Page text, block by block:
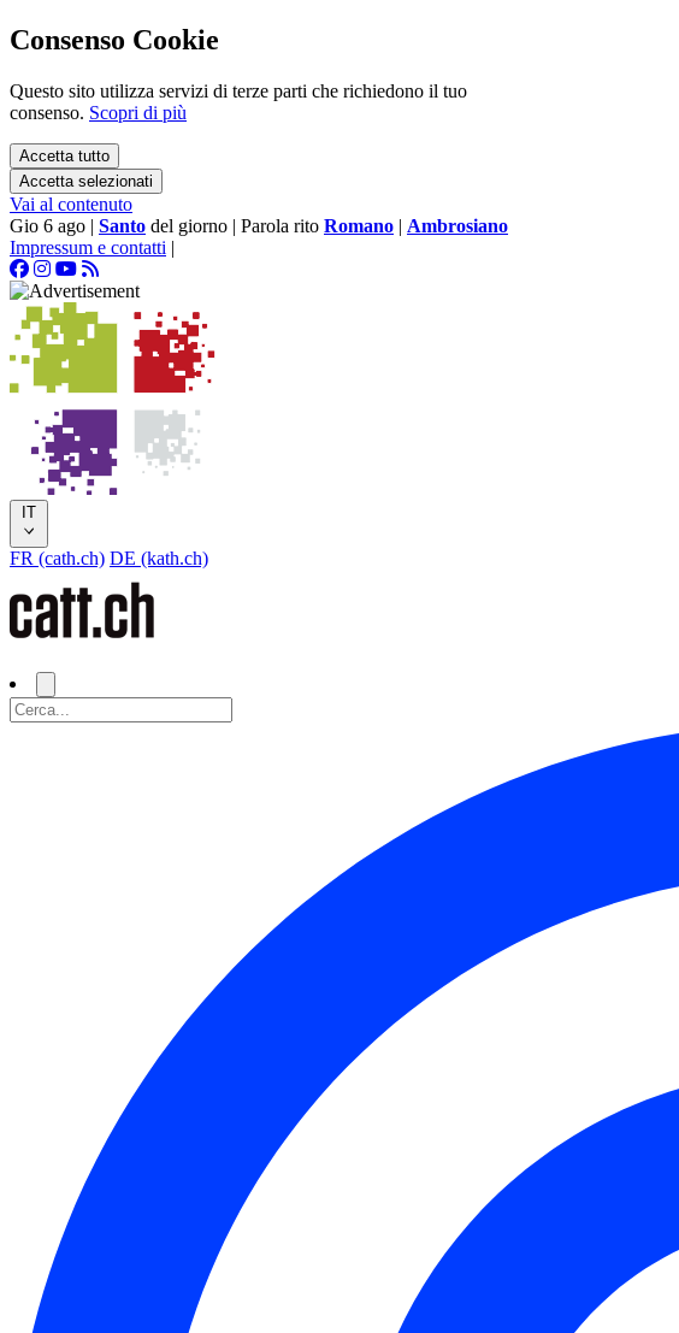
Consenso Cookie
Questo sito utilizza servizi di terze parti che richiedono il tuo
consenso. Scopri di più
Accetta tutto
Accetta selezionati
Vai al contenuto
Gio 6 ago | Santo del giorno | Parola rito Romano | Ambrosiano
Impressum e contatti |
IT
FR (cath.ch) DE (kath.ch)